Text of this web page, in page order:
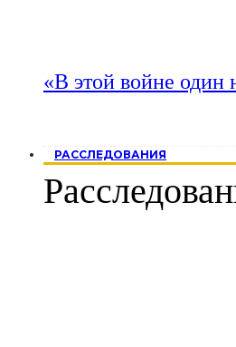
«В этой войне один
РАССЛЕДОВАНИЯ